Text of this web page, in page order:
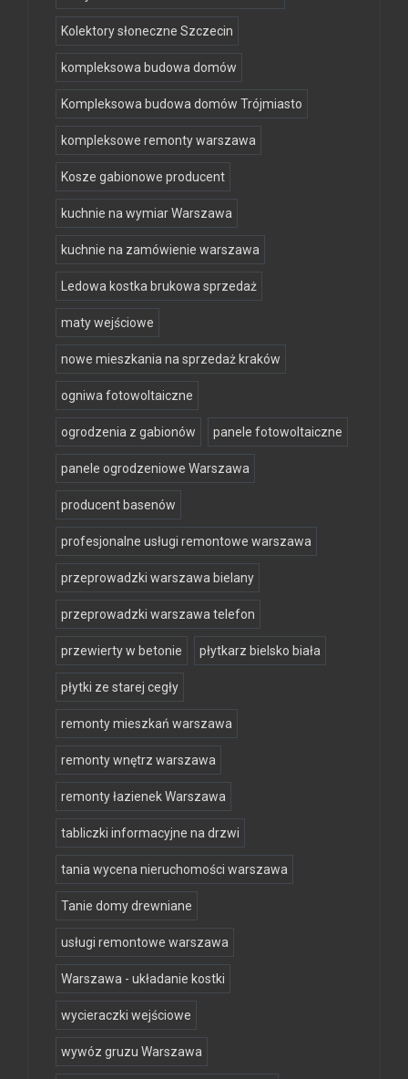
Kolektory słoneczne Szczecin
kompleksowa budowa domów
Kompleksowa budowa domów Trójmiasto
kompleksowe remonty warszawa
Kosze gabionowe producent
kuchnie na wymiar Warszawa
kuchnie na zamówienie warszawa
Ledowa kostka brukowa sprzedaż
maty wejściowe
nowe mieszkania na sprzedaż kraków
ogniwa fotowoltaiczne
ogrodzenia z gabionów panele fotowoltaiczne
panele ogrodzeniowe Warszawa
producent basenów
profesjonalne usługi remontowe warszawa
przeprowadzki warszawa bielany
przeprowadzki warszawa telefon
przewierty w betonie płytkarz bielsko biała
płytki ze starej cegły
remonty mieszkań warszawa
remonty wnętrz warszawa
remonty łazienek Warszawa
tabliczki informacyjne na drzwi
tania wycena nieruchomości warszawa
Tanie domy drewniane
usługi remontowe warszawa
Warszawa - układanie kostki
wycieraczki wejściowe
wywóz gruzu Warszawa